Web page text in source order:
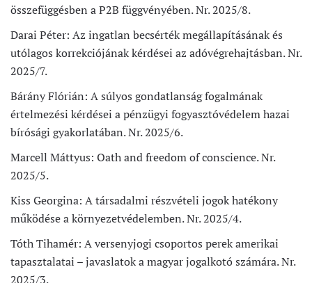
összefüggésben a P2B függvényében. Nr. 2025/8.
Darai Péter: Az ingatlan becsérték megállapításának és
utólagos korrekciójának kérdései az adóvégrehajtásban. Nr.
2025/7.
Bárány Flórián: A súlyos gondatlanság fogalmának
értelmezési kérdései a pénzügyi fogyasztóvédelem hazai
bírósági gyakorlatában. Nr. 2025/6.
Marcell Máttyus: Oath and freedom of conscience. Nr.
2025/5.
Kiss Georgina: A társadalmi részvételi jogok hatékony
működése a környezetvédelemben. Nr. 2025/4.
Tóth Tihamér: A versenyjogi csoportos perek amerikai
tapasztalatai – javaslatok a magyar jogalkotó számára. Nr.
2025/3.